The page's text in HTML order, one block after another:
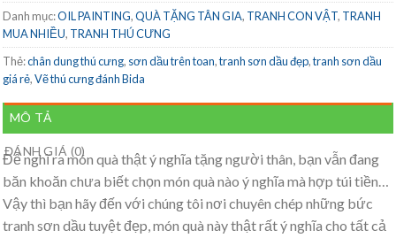
Danh mục:OIL PAINTING,QUÀ TẶNG TÂN GIA, TRANH CON VẬT, TRANH
MUA NHIỀU, TRANH THÚ CƯNG
Thẻ:chân dung thú cưng, sơn dầu trên toan,tranh sơn dầu đẹp,tranh sơn dầu
giá rẻ,Vẽ thú cưng đánh Bida
MÔ TẢ
ĐÁNH GIÁ (0)
Để nghĩ ra món quà thật ý nghĩa tặng người thân, bạn vẫn đang
băn khoăn chưa biết chọn món quà nào ý nghĩa mà hợp túi tiền…
Vậy thì bạn hãy đến với chúng tôi nơi chuyên chép những bức
tranh sơn dầu tuyệt đẹp, món quà này thật rất ý nghĩa cho tất cả